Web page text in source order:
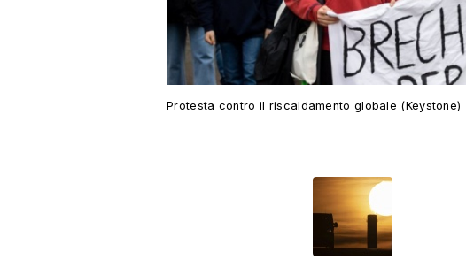
Protesta contro il riscaldamento globale (Keystone)